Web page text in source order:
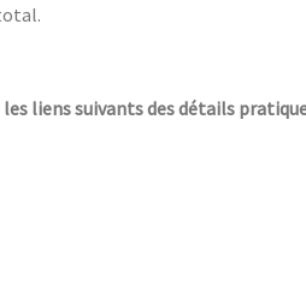
liens suivants des détails